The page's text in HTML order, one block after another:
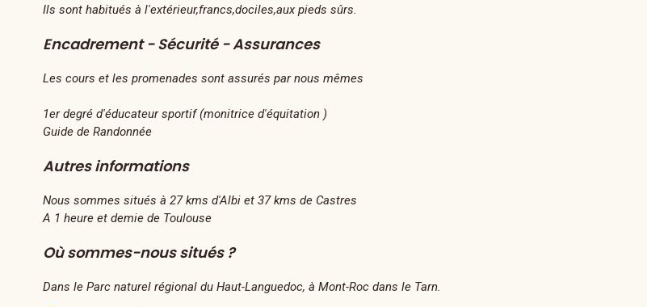
Ils sont habitués à l'extérieur,francs,dociles,aux pieds sûrs.
Encadrement - Sécurité - Assurances
Les cours et les promenades sont assurés par nous mêmes
1er degré d'éducateur sportif (monitrice d'équitation )
Guide de Randonnée
Autres informations
Nous sommes situés à 27 kms d'Albi et 37 kms de Castres
A 1 heure et demie de Toulouse
Où sommes-nous situés ?
Dans le Parc naturel régional du Haut-Languedoc, à Mont-Roc dans le Tarn.